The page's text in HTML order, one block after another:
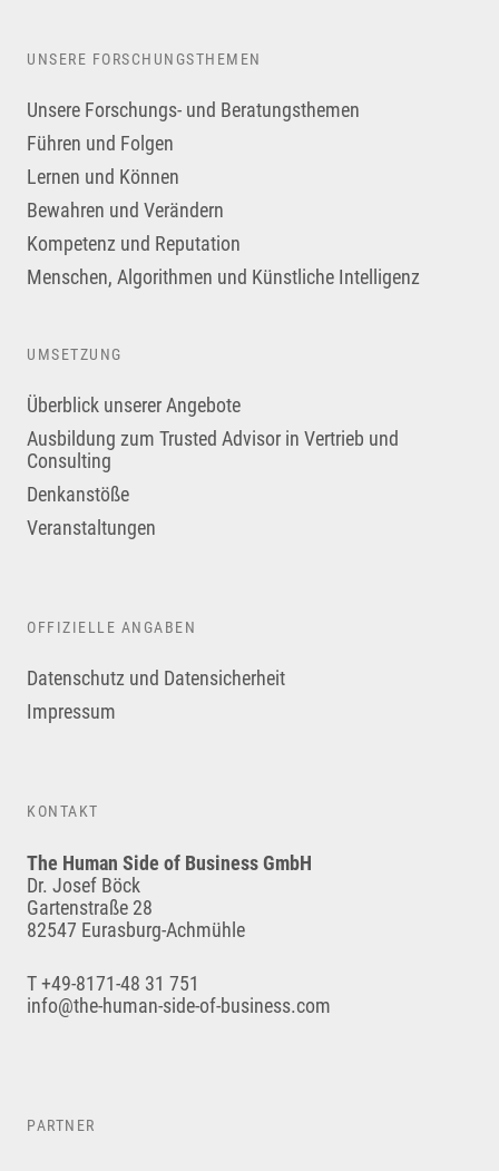
UNSERE FORSCHUNGSTHEMEN
Unsere Forschungs- und Beratungsthemen
Führen und Folgen
Lernen und Können
Bewahren und Verändern
Kompetenz und Reputation
Menschen, Algorithmen und Künstliche Intelligenz
UMSETZUNG
Überblick unserer Angebote
Ausbildung zum Trusted Advisor in Vertrieb und
Consulting
Denkanstöße
Veranstaltungen
OFFIZIELLE ANGABEN
Datenschutz und Datensicherheit
Impressum
KONTAKT
The Human Side of Business GmbH
Dr. Josef Böck
Gartenstraße 28
82547 Eurasburg-Achmühle
T +49-8171-48 31 751
info@the-human-side-of-business.com
PARTNER